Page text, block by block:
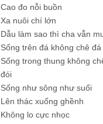
Cao đo nỗi buồn
Xa nuôi chí lớn
Dẫu làm sao thì cha vẫn
Sống trên đá không chê
Sống trong thung không
đói
Sống như sông như suối
Lên thác xuống ghềnh
Không lo cực nhọc